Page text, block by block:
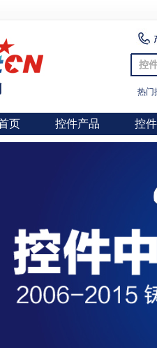
控
热门
页 控件产品 控